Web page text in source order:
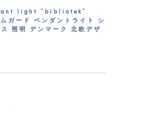
light “bibliotek”
ード ペンダントライト シ
照明 デンマーク 北欧デザ